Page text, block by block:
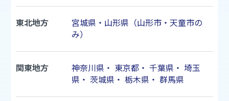
東北地方
宮城県・山形県（山形市・天童市の
み）
関東地方 神奈川県 ・ 東京都・ 千葉県 ・ 埼玉
県 ・ 茨城県 ・ 栃木県 ・ 群馬県